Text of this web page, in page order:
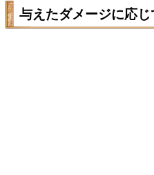
与えたダメージに応